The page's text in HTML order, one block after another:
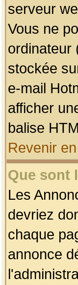
serveur
Vous ne
ordinateur
stockée
e-mail
afficher
balise
Revenir
Que sont
Les
devriez
chaque
annonce